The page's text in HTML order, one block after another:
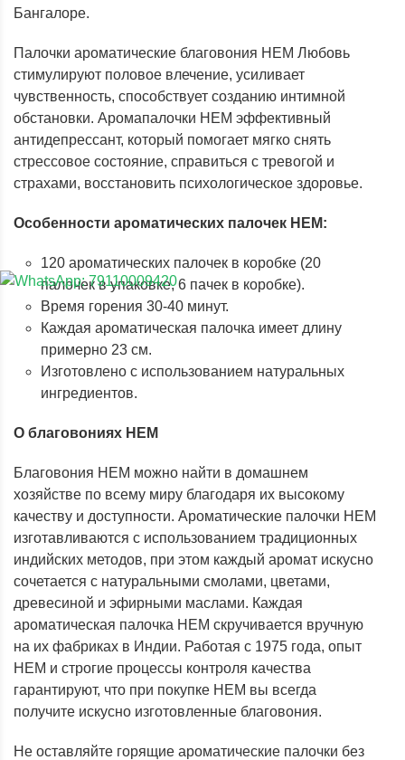
Бангалоре.
Палочки ароматические благовония HEM Любовь
стимулируют половое влечение, усиливает
чувственность, способствует созданию интимной
обстановки. Аромапалочки HEM эффективный
антидепрессант, который помогает мягко снять
стрессовое состояние, справиться с тревогой и
страхами, восстановить психологическое здоровье.
Особенности ароматических палочек HEM:
120 ароматических палочек в коробке (20
палочек в упаковке, 6 пачек в коробке).
Время горения 30-40 минут.
Каждая ароматическая палочка имеет длину
примерно 23 см.
Изготовлено с использованием натуральных
ингредиентов.
О благовониях HEM
Благовония HEM можно найти в домашнем
хозяйстве по всему миру благодаря их высокому
качеству и доступности. Ароматические палочки HEM
изготавливаются с использованием традиционных
индийских методов, при этом каждый аромат искусно
сочетается с натуральными смолами, цветами,
древесиной и эфирными маслами. Каждая
ароматическая палочка HEM скручивается вручную
на их фабриках в Индии. Работая с 1975 года, опыт
HEM и строгие процессы контроля качества
гарантируют, что при покупке HEM вы всегда
получите искусно изготовленные благовония.
Не оставляйте горящие ароматические палочки без